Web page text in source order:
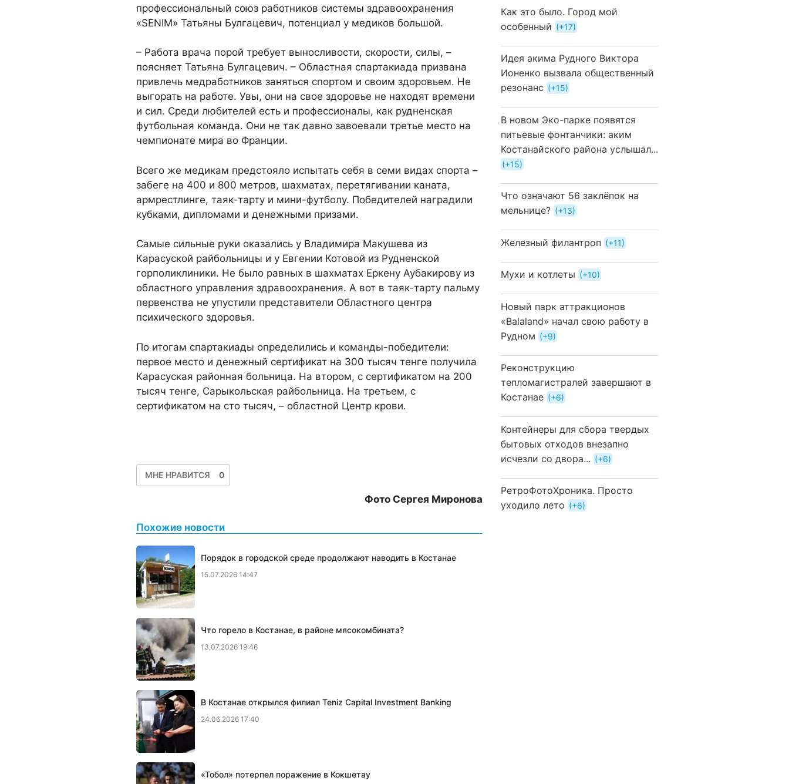
профессиональный союз работников системы здравоохранения
«SENIM» Татьяны Булгацевич, потенциал у медиков большой.
– Работа врача порой требует выносливости, скорости, силы, –
поясняет Татьяна Булгацевич. – Областная спартакиада призвана
привлечь медработников заняться спортом и своим здоровьем. Не
выгорать на работе. Увы, они на свое здоровье не находят времени
и сил. Среди любителей есть и профессионалы, как рудненская
футбольная команда. Они не так давно завоевали третье место на
чемпионате мира во Франции.
Всего же медикам предстояло испытать себя в семи видах спорта –
забеге на 400 и 800 метров, шахматах, перетягивании каната,
армрестлинге, таяк-тарту и мини-футболу. Победителей наградили
кубками, дипломами и денежными призами.
Самые сильные руки оказались у Владимира Макушева из
Карасуской райбольницы и у Евгении Котовой из Рудненской
горполиклиники. Не было равных в шахматах Еркену Аубакирову из
областного управления здравоохранения. А вот в таяк-тарту пальму
первенства не упустили представители Областного центра
психического здоровья.
По итогам спартакиады определились и команды-победители:
первое место и денежный сертификат на 300 тысяч тенге получила
Карасуская районная больница. На втором, с сертификатом на 200
тысяч тенге, Сарыкольская райбольница. На третьем, с
сертификатом на сто тысяч, – областной Центр крови.
МНЕ НРАВИТСЯ 0
Фото Сергея Миронова
Похожие новости
Порядок в городской среде продолжают наводить в Костанае
15.07.2026 14:47
Что горело в Костанае, в районе мясокомбината?
13.07.2026 19:46
В Костанае открылся филиал Teniz Capital Investment Banking
24.06.2026 17:40
«Тобол» потерпел поражение в Кокшетау
Как это было. Город мой
особенный
+17
Идея акима Рудного Виктора
Ионенко вызвала общественный
резонанс
+15
В новом Эко-парке появятся
питьевые фонтанчики: аким
Костанайского района услышал...
+15
Что означают 56 заклёпок на
мельнице?
+13
Железный филантроп +11
Мухи и котлеты +10
Новый парк аттракционов
«Balaland» начал свою работу в
Рудном
+9
Реконструкцию
тепломагистралей завершают в
Костанае
+6
Контейнеры для сбора твердых
бытовых отходов внезапно
исчезли со двора...
+6
РетроФотоХроника. Просто
уходило лето
+6